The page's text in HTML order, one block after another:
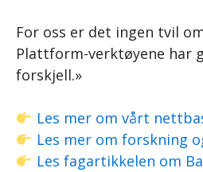
For oss er det ingen tvil
Plattform-verktøyene har
forskjell.»
Les mer om vårt
Les mer om forskning
Les fagartikkelen om